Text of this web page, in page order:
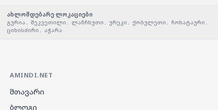
ახლომდებარე ლოკაციები
გურია , შეკვეთილი , ლანჩხუთი , ურეკი , ქობულეთი , ჩოხატაური ,
ციხისძირი , აჭარა
AMINDI.NET
მთავარი
ბლოგი